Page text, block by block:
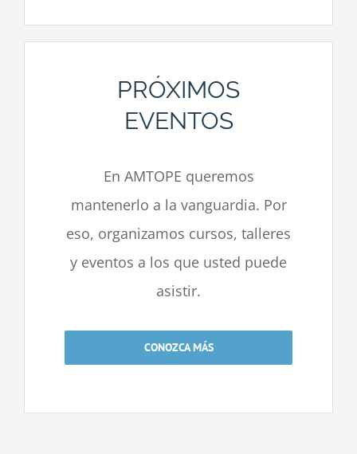
PRÓXIMOS
EVENTOS
En AMTOPE queremos
mantenerlo a la vanguardia. Por
eso, organizamos cursos, talleres
y eventos a los que usted puede
asistir.
CONOZCA MÁS